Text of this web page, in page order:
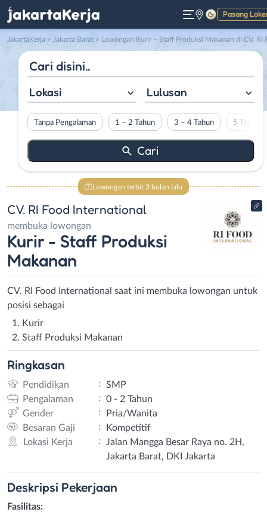
Pasang
Gelap
JakartaKerja > Jakarta Barat > Lowongan Kurir – Staff Produksi Makanan di CV. RI Food
Lokasi Lulusan
Tanpa Pengalaman 1 – 2 Tahun 3 – 4 Tahun 5 Tahun
Lowongan terbit 3 bulan lalu
CV. RI Food International
membuka lowongan
Kurir - Staff Produksi
Makanan
CV. RI Food International saat ini membuka lowongan untuk
posisi sebagai
Kurir
Staff Produksi Makanan
Ringkasan
Pendidikan :
SMP
Pengalaman
:
0 - 2 Tahun
Gender
:
Pria/Wanita
Besaran Gaji
:
Kompetitif
Lokasi Kerja
:
Jalan Mangga Besar Raya no. 2H,
Jakarta Barat, DKI Jakarta
Deskripsi Pekerjaan
Fasilitas: